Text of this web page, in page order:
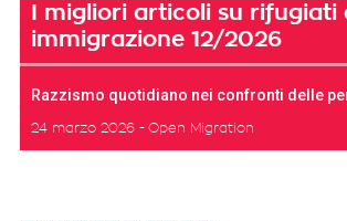
I migliori articoli su rifugiati
immigrazione 12/2026
Razzismo quotidiano nei confronti delle
24 marzo 2026 Open Migration